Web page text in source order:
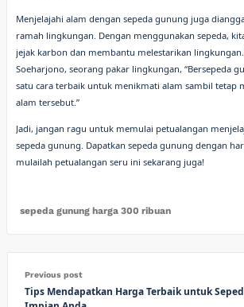
Menjelajahi alam dengan sepeda gunung juga
ramah lingkungan. Dengan menggunakan sepeda,
jejak karbon dan membantu melestarikan
Soeharjono, seorang pakar lingkungan, “Bersepeda
satu cara terbaik untuk menikmati alam sambil tetap
alam tersebut.”
Jadi, jangan ragu untuk memulai petualangan
sepeda gunung. Dapatkan sepeda gunung dengan
mulailah petualangan seru ini sekarang juga!
sepeda gunung harga 300 ribuan
Previous post
Tips Mendapatkan Harga Terbaik untuk